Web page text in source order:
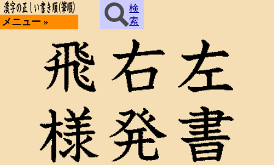
メニュー »
検
索